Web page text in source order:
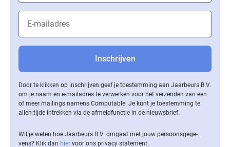
Door te klikken op inschrijven geef je toestemming aan Jaarbeurs B.V.
om je naam en e-mailadres te verwerken voor het verzenden van een
of meer mailings namens Computable. Je kunt je toestemming te
allen tijde intrekken via de af­meld­func­tie in de nieuwsbrief.
Wil je weten hoe Jaarbeurs B.V. omgaat met jouw per­soons­ge­ge­
vens? Klik dan hier voor ons privacy statement.